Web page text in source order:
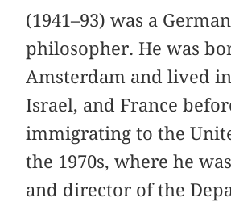
(1941–93) was a German
philosopher. He was
Amsterdam and lived
Israel, and France
immigrating to the
the 1970s, where he
and director of the